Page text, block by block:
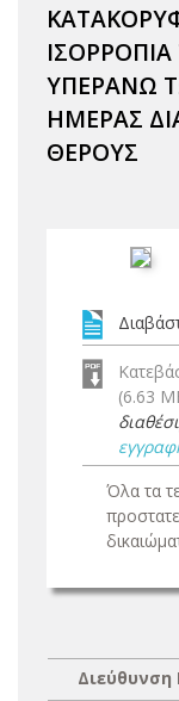
ΥΠΕΡΑΝΩ
ΗΜΕΡΑΣ
ΘΕΡΟΥΣ
(6.63
Όλα τα
Διεύθυνση